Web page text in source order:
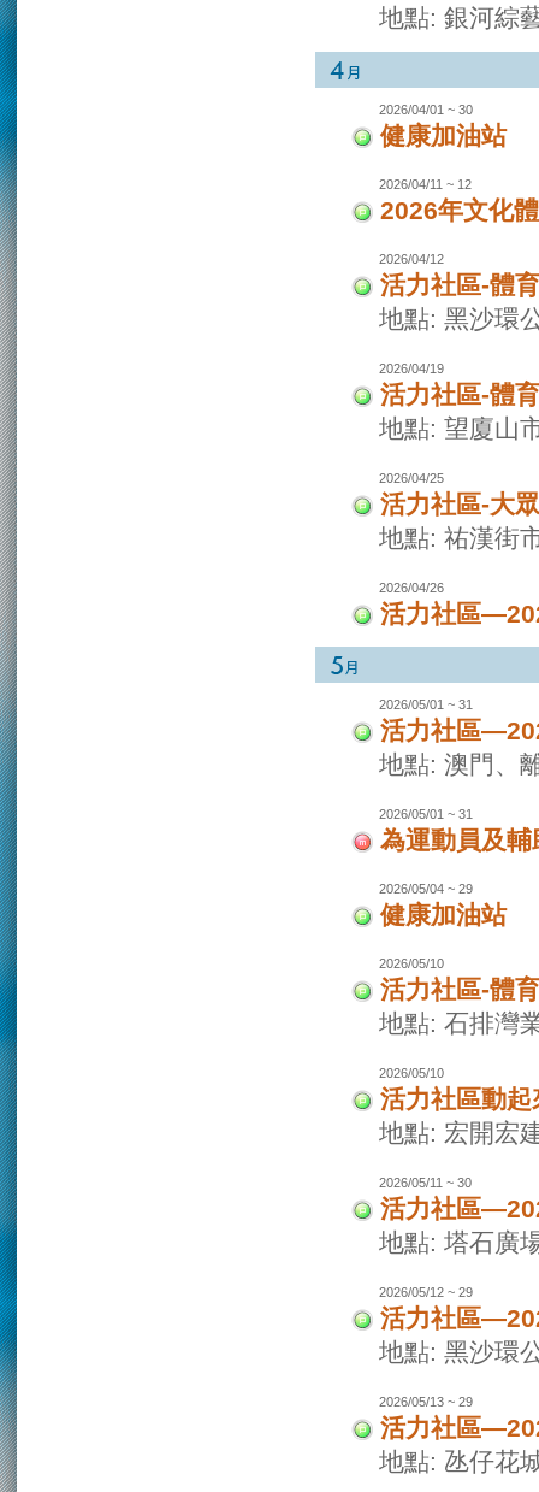
地點: 銀河綜
2026/04/01 ~ 30
健康加油站
2026/04/11 ~ 12
2026年文化
2026/04/12
活力社區-體
地點: 黑沙環
2026/04/19
活力社區-體
地點: 望廈山
2026/04/25
活力社區-大
地點: 祐漢街
2026/04/26
活力社區
2026/05/01 ~ 31
活力社區
地點: 澳門、
2026/05/01 ~ 31
為運動員及
2026/05/04 ~ 29
健康加油站
2026/05/10
活力社區-體
地點: 石排灣
2026/05/10
活力社區動
地點: 宏開宏
2026/05/11 ~ 30
活力社區
地點: 塔石廣
2026/05/12 ~ 29
活力社區
地點: 黑沙環
2026/05/13 ~ 29
活力社區
地點: 氹仔花